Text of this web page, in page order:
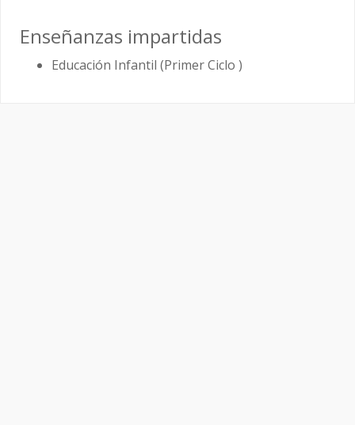
Enseñanzas impartidas
Educación Infantil (Primer Ciclo )